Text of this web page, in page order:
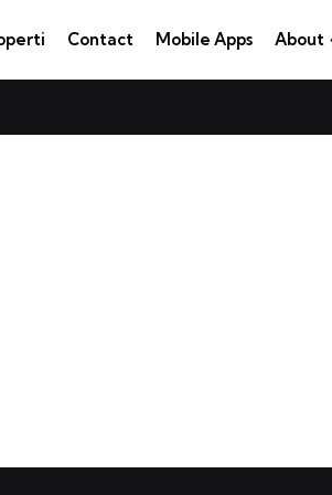
Contact Mobile Apps About